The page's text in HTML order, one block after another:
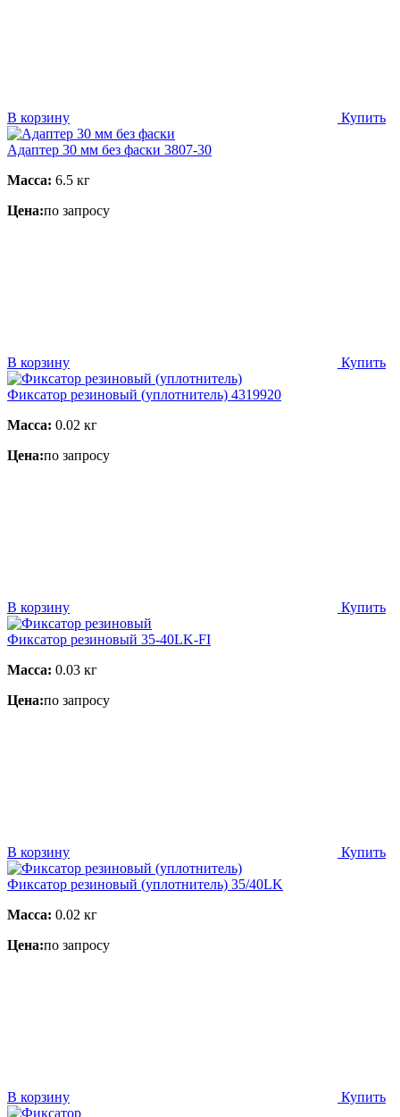
В корзину Купить
Адаптер 30 мм без фаски 3807-30
Масса: 6.5 кг
Цена:по запросу
В корзину Купить
Фиксатор резиновый (уплотнитель) 4319920
Масса: 0.02 кг
Цена:по запросу
В корзину Купить
Фиксатор резиновый 35-40LK-FI
Масса: 0.03 кг
Цена:по запросу
В корзину Купить
Фиксатор резиновый (уплотнитель) 35/40LK
Масса: 0.02 кг
Цена:по запросу
В корзину Купить